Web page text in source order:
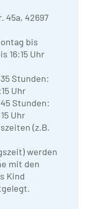
45a, 42697
bis
16:15 Uhr
Stunden:
Uhr
Stunden:
Uhr
(z.B.
werden
mit den
Kind